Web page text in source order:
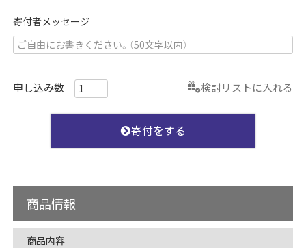
寄付者メッセージ
検討リストに入れる
寄付をする
商品情報
商品内容